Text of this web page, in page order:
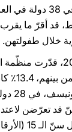
في عام 2017 أنه في
خلال طفولتهن.
: في عام 2013، قدّرت
قد تعرّضن